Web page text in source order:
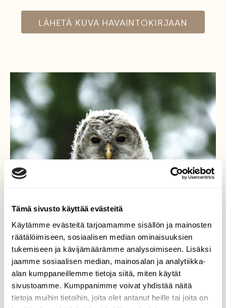
Tämä sivusto käyttää evästeitä
Käytämme evästeitä tarjoamamme sisällön ja mainosten
räätälöimiseen, sosiaalisen median ominaisuuksien
tukemiseen ja kävijämäärämme analysoimiseen. Lisäksi
jaamme sosiaalisen median, mainosalan ja analytiikka-
alan kumppaneillemme tietoja siitä, miten käytät
sivustoamme. Kumppanimme voivat yhdistää näitä
tietoja muihin tietoihin, joita olet antanut heille tai joita on
LÄHETÄ KUVA HAVAINTOKIRJAAN